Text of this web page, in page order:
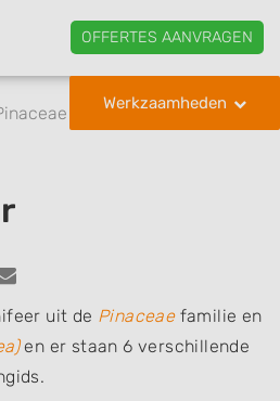
OFFERTES AANVRAGEN
Werkzaamheden
Spar Blauwe spar
uit de Pinaceaefamilie en
en er staan 6 verschillende